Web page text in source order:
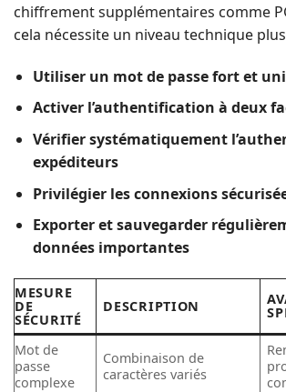
chiffrement supplémentaires comme
cela nécessite un niveau technique
Utiliser un mot de passe fort et
Activer l’authentification à deux
Vérifier systématiquement
expéditeurs
Privilégier les connexions
Exporter et sauvegarder
données importantes
MESURE
DE
SÉCURITÉ
DESCRIPTION
Mot de
passe
complexe
Combinaison de
caractères variés